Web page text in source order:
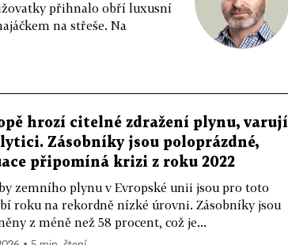
přihnalo obří luxusní
na střeše. Na
hrozí citelné zdražení plynu, varují
Zásobníky jsou poloprázdné,
připomíná krizi z roku 2022
zemního plynu v Evropské unii jsou pro toto
roku na rekordně nízké úrovni. Zásobníky jsou
z méně než 58 procent, což je...